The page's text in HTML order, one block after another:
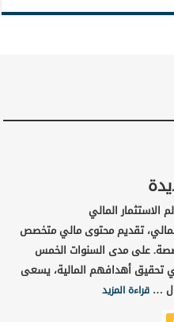
المالي
تقديم محتوى مالي متخصص
على مدى السنوات الخمس
تحقيق أهدافهم المالية، يسعى
…قراءة المزيد